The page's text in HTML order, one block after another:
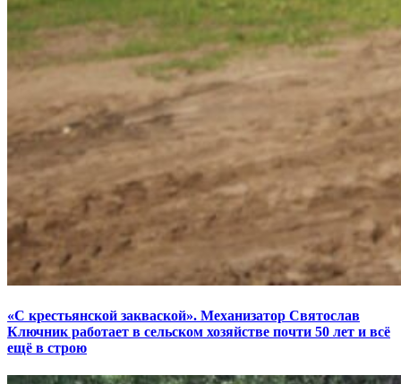
«С крестьянской закваской». Механизатор Святослав
Ключник работает в сельском хозяйстве почти 50 лет и всё
ещё в строю